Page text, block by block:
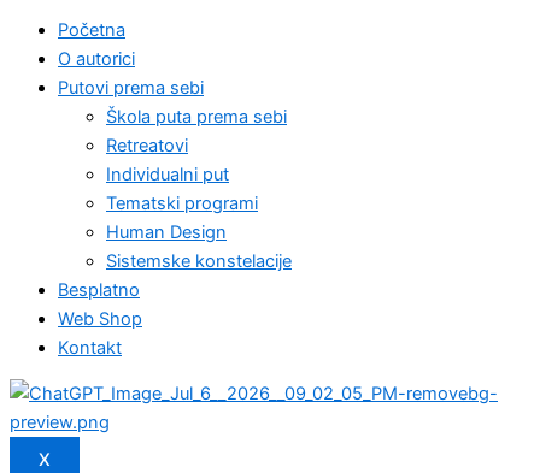
Početna
O autorici
Putovi prema sebi
Škola puta prema sebi
Retreatovi
Individualni put
Tematski programi
Human Design
Sistemske konstelacije
Besplatno
Web Shop
Kontakt
X